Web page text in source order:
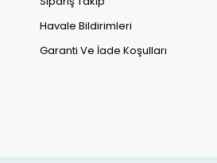
Havale Bildirimleri
Garanti Ve İade Koşulları